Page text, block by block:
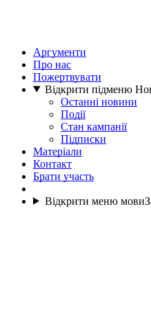
Аргументи
Про нас
Пожертвувати
Відкрити підменю
Останні новини
Події
Стан кампанії
Підписки
Матеріали
Контакт
Брати участь
Відкрити меню мови